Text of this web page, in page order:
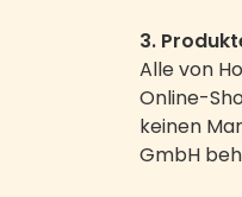
3.
Alle von
Online-
keinen
GmbH